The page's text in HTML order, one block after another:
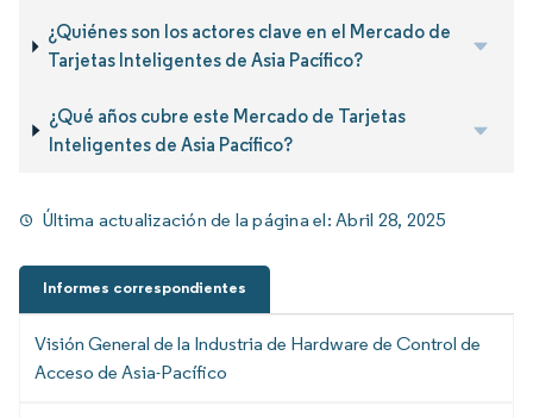
¿Quiénes son los actores clave en el Mercado de
Tarjetas Inteligentes de Asia Pacífico?
¿Qué años cubre este Mercado de Tarjetas
Inteligentes de Asia Pacífico?
Última actualización de la página el:Abril 28, 2025
Informes correspondientes
Visión General de la Industria de Hardware de Control de
Acceso de Asia-Pacífico